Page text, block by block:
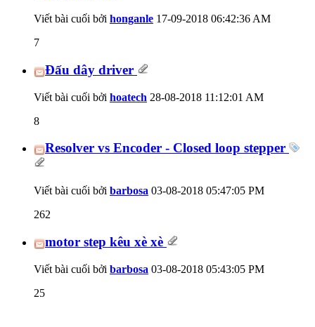
Viết bài cuối bởi honganle 17-09-2018 06:42:36 AM
7
Đấu dây driver
Viết bài cuối bởi hoatech 28-08-2018 11:12:01 AM
8
Resolver vs Encoder - Closed loop stepper
Viết bài cuối bởi barbosa 03-08-2018 05:47:05 PM
262
motor step kêu xè xè
Viết bài cuối bởi barbosa 03-08-2018 05:43:05 PM
25